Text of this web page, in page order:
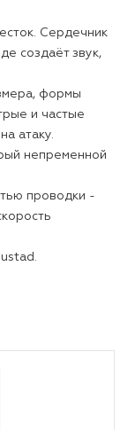
Сердечник
создаёт звук,
формы
и частые
атаку.
непременной
проводки -